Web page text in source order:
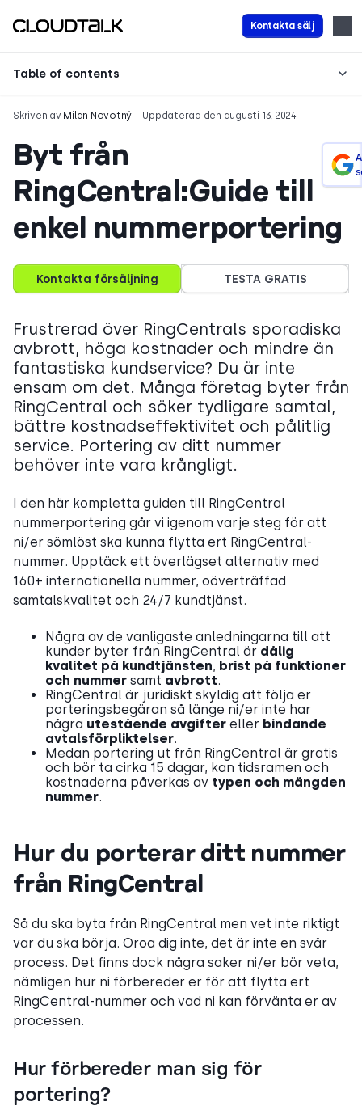
Kontakta sälj
Table of contents
Skriven av Milan Novotný Uppdaterad den augusti 13, 2024
Byt från
RingCentral:Guide till
enkel nummerportering
Kontakta försäljning TESTA GRATIS
Frustrerad över RingCentrals sporadiska
avbrott, höga kostnader och mindre än
fantastiska kundservice? Du är inte
ensam om det. Många företag byter från
RingCentral och söker tydligare samtal,
bättre kostnadseffektivitet och pålitlig
service. Portering av ditt nummer
behöver inte vara krångligt.
I den här kompletta guiden till RingCentral
nummerportering går vi igenom varje steg för att
ni/er sömlöst ska kunna flytta ert RingCentral-
nummer. Upptäck ett överlägset alternativ med
160+ internationella nummer, oöverträffad
samtalskvalitet och 24/7 kundtjänst.
Några av de vanligaste anledningarna till att
kunder byter från RingCentral är dålig
kvalitet på kundtjänsten, brist på funktioner
och nummer samt avbrott.
RingCentral är juridiskt skyldig att följa er
porteringsbegäran så länge ni/er inte har
några utestående avgifter eller bindande
avtalsförpliktelser.
Medan portering ut från RingCentral är gratis
och bör ta cirka 15 dagar, kan tidsramen och
kostnaderna påverkas av typen och mängden
nummer.
Hur du porterar ditt nummer
från RingCentral
Så du ska byta från RingCentral men vet inte riktigt
var du ska börja. Oroa dig inte, det är inte en svår
process. Det finns dock några saker ni/er bör veta,
nämligen hur ni förbereder er för att flytta ert
RingCentral-nummer och vad ni kan förvänta er av
processen.
Hur förbereder man sig för
portering?